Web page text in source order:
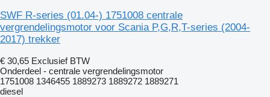
SWF R-series (01.04-) 1751008 centrale
vergrendelingsmotor voor Scania P,G,R,T-series (2004-
2017) trekker
€ 30,65 Exclusief BTW
Onderdeel - centrale vergrendelingsmotor
1751008 1346455 1889273 1889272 1889271
diesel